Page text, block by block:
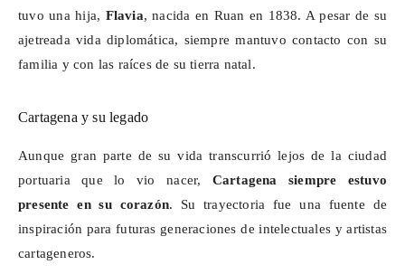
tuvo una hija, Flavia, nacida en Ruan en 1838. A pesar de su
ajetreada vida diplomática, siempre mantuvo contacto con su
familia y con las raíces de su tierra natal.
Cartagena y su legado
Aunque gran parte de su vida transcurrió lejos de la ciudad
portuaria que lo vio nacer, Cartagena siempre estuvo
presente en su corazón. Su trayectoria fue una fuente de
inspiración para futuras generaciones de intelectuales y artistas
cartageneros.